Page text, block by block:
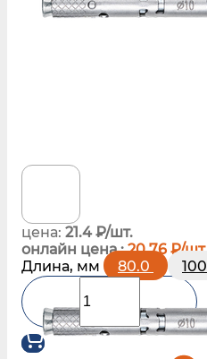
цена: 21.4 ₽/шт.
онлайн цена :20.76 ₽/шт.
Длина, мм
80.0 100